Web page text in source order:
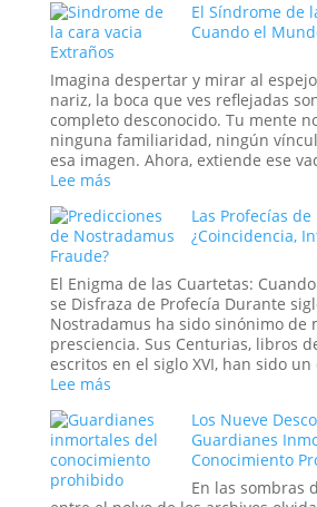
de
El Síndrome de
Cuando el
Extraños
Imagina despertar y mirar al
nariz, la boca que ves reflejadas
completo desconocido. Tu mente
ninguna familiaridad, ningún
esa imagen. Ahora, extiende ese
Lee más:
Síndrome
de
«Cara
Vacía»:
Cuando
el
Mundo
se
de
Extraños
Las Profecías
¿Coincidencia,
Fraude?
El Enigma de las Cuartetas:
se Disfraza de Profecía Durante
Nostradamus ha sido sinónimo de
presciencia. Sus Centurias, libros
escritos en el siglo XVI, han sido
Lee más:
Profecías
de
Nostradamus:
¿Coincidencia,
Los Nueve
Guardianes
Conocimiento
En las sombras